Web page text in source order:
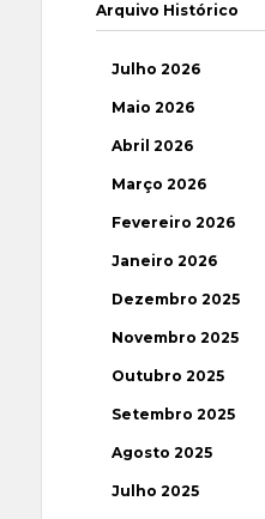
Arquivo Histórico
Julho 2026
Maio 2026
Abril 2026
Março 2026
Fevereiro 2026
Janeiro 2026
Dezembro 2025
Novembro 2025
Outubro 2025
Setembro 2025
Agosto 2025
Julho 2025